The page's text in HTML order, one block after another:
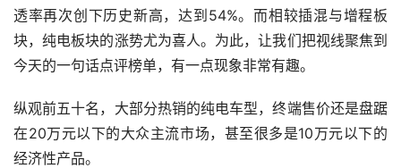
透率再次创下历史新高，达到54%。而相较插混与增程板
块，纯电板块的涨势尤为喜人。为此，让我们把视线聚焦到
今天的一句话点评榜单，有一点现象非常有趣。
纵观前五十名，大部分热销的纯电车型，终端售价还是盘踞
在20万元以下的大众主流市场，甚至很多是10万元以下的
经济性产品。